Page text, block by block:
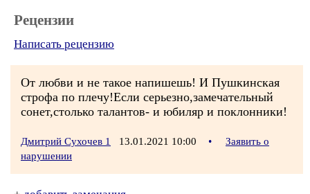
Рецензии
Написать рецензию
От любви и не такое напишешь! И Пушкинская
строфа по плечу!Если серьезно,замечательный
сонет,столько талантов- и юбиляр и поклонники!
Дмитрий Сухочев 1 13.01.2021 10:00 •
Заявить о
нарушении